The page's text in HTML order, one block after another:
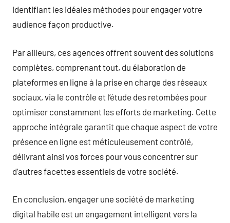
identifiant les idéales méthodes pour engager votre
audience façon productive.
Par ailleurs, ces agences offrent souvent des solutions
complètes, comprenant tout, du élaboration de
plateformes en ligne à la prise en charge des réseaux
sociaux, via le contrôle et l’étude des retombées pour
optimiser constamment les efforts de marketing. Cette
approche intégrale garantit que chaque aspect de votre
présence en ligne est méticuleusement contrôlé,
délivrant ainsi vos forces pour vous concentrer sur
d’autres facettes essentiels de votre société.
En conclusion, engager une société de marketing
digital habile est un engagement intelligent vers la